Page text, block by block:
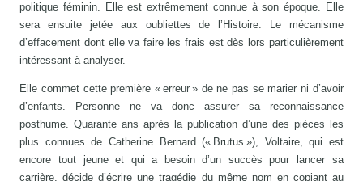
politique féminin. Elle est extrêmement connue à son époque. Elle
sera ensuite jetée aux oubliettes de l’Histoire. Le mécanisme
d’effacement dont elle va faire les frais est dès lors particulièrement
intéressant à analyser.
Elle commet cette première « erreur » de ne pas se marier ni d’avoir
d’enfants. Personne ne va donc assurer sa reconnaissance
posthume. Quarante ans après la publication d’une des pièces les
plus connues de Catherine Bernard (« Brutus »), Voltaire, qui est
encore tout jeune et qui a besoin d’un succès pour lancer sa
carrière, décide d’écrire une tragédie du même nom en copiant au